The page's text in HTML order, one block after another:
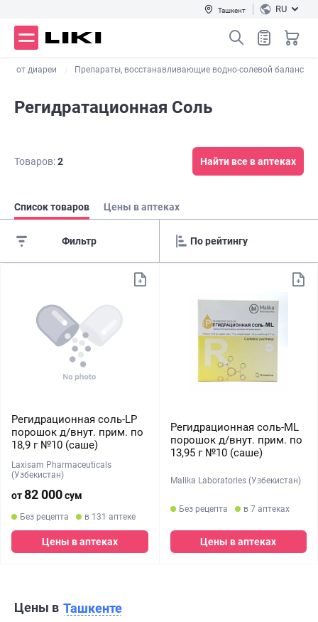
Ташкент RU
от диареи Препараты, восстанавливающие водно-солевой баланс
Регидратационная Соль
Товаров:2 Найти все в аптеках
Список товаров Цены в аптеках
Фильтр
Регидрационная соль-LP
порошок д/внут. прим. по
18,9 г №10 (саше)
Laxisam Pharmaceuticals
(Узбекистан)
от82 000сум
Без рецепта в 131 аптеке
Цены в аптеках
Регидрационная соль-ML
порошок д/внут. прим. по
13,95 г №10 (саше)
Malika Laboratories (Узбекистан)
Без рецепта в 7 аптеках
Цены в аптеках
Цены в Ташкенте